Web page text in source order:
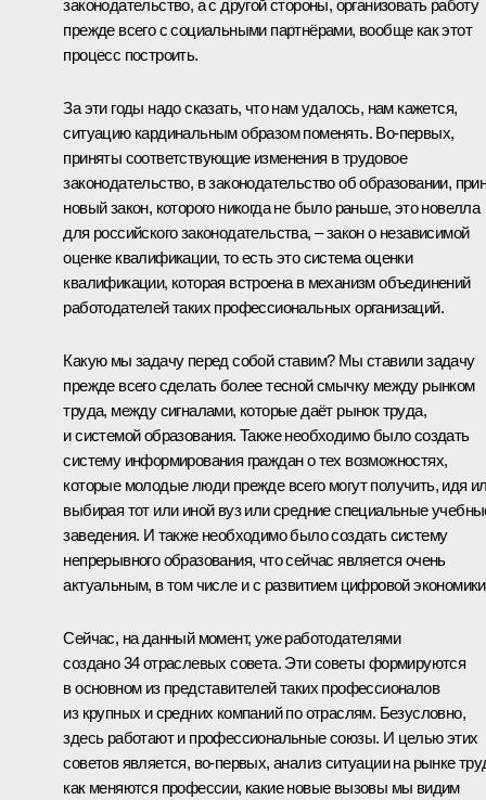
законодательство, а с другой стороны, организовать работу
прежде всего с социальными партнёрами, вообще как этот
процесс построить.
За эти годы надо сказать, что нам удалось, нам кажется,
ситуацию кардинальным образом поменять. Во‑первых,
приняты соответствующие изменения в трудовое
законодательство, в законодательство об образовании,
новый закон, которого никогда не было раньше, это новелла
для российского законодательства, – закон о независимой
оценке квалификации, то есть это система оценки
квалификации, которая встроена в механизм объединений
работодателей таких профессиональных организаций.
Какую мы задачу перед собой ставим? Мы ставили задачу
прежде всего сделать более тесной смычку между рынком
труда, между сигналами, которые даёт рынок труда,
и системой образования. Также необходимо было создать
систему информирования граждан о тех возможностях,
которые молодые люди прежде всего могут получить, идя
выбирая тот или иной вуз или средние специальные
заведения. И также необходимо было создать систему
непрерывного образования, что сейчас является очень
актуальным, в том числе и с развитием цифровой
Сейчас, на данный момент, уже работодателями
создано 34 отраслевых совета. Эти советы формируются
в основном из представителей таких профессионалов
из крупных и средних компаний по отраслям. Безусловно,
здесь работают и профессиональные союзы. И целью этих
советов является, во‑первых, анализ ситуации на рынке
как меняются профессии, какие новые вызовы мы видим